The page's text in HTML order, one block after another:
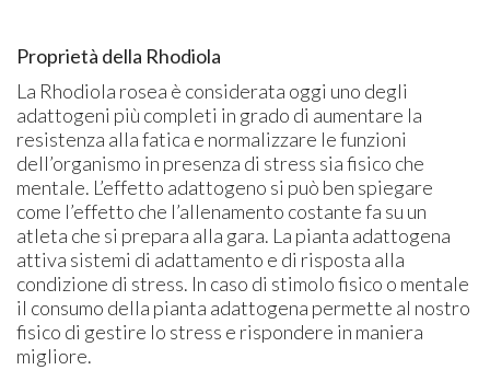
Proprietà della Rhodiola
La Rhodiola rosea è considerata oggi uno degli
adattogeni più completi in grado di aumentare la
resistenza alla fatica e normalizzare le funzioni
dell’organismo in presenza di stress sia fisico che
mentale. L’effetto adattogeno si può ben spiegare
come l’effetto che l’allenamento costante fa su un
atleta che si prepara alla gara. La pianta adattogena
attiva sistemi di adattamento e di risposta alla
condizione di stress. In caso di stimolo fisico o mentale
il consumo della pianta adattogena permette al nostro
fisico di gestire lo stress e rispondere in maniera
migliore.